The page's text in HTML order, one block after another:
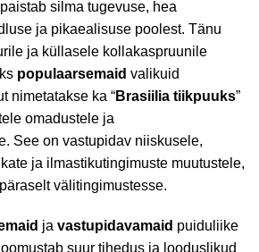
silma tugevuse, hea
ja pikaealisuse poolest. Tänu
ja küllasele kollakaspruunile
populaarsemaid valikuid
nimetatakse ka “Brasiilia tiikpuuks”
omadustele ja
See on vastupidav niiskusele,
ja ilmastikutingimuste muutustele,
välitingimustesse.
ja vastupidavamaid puiduliike
suur tihedus ja looduslikud